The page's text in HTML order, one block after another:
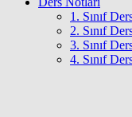
1. Sınıf
2. Sınıf
3. Sınıf
4. Sınıf